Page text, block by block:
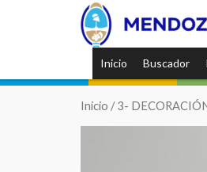
Inicio Buscador
Inicio /3-